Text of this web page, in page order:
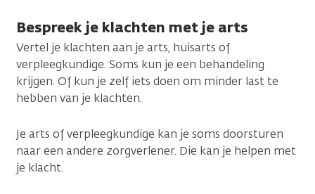
Bespreek je klachten met je arts
Vertel je klachten aan je arts, huisarts of
verpleegkundige. Soms kun je een behandeling
krijgen. Of kun je zelf iets doen om minder last te
hebben van je klachten.
Je arts of verpleegkundige kan je soms doorsturen
naar een andere zorgverlener. Die kan je helpen met
je klacht.